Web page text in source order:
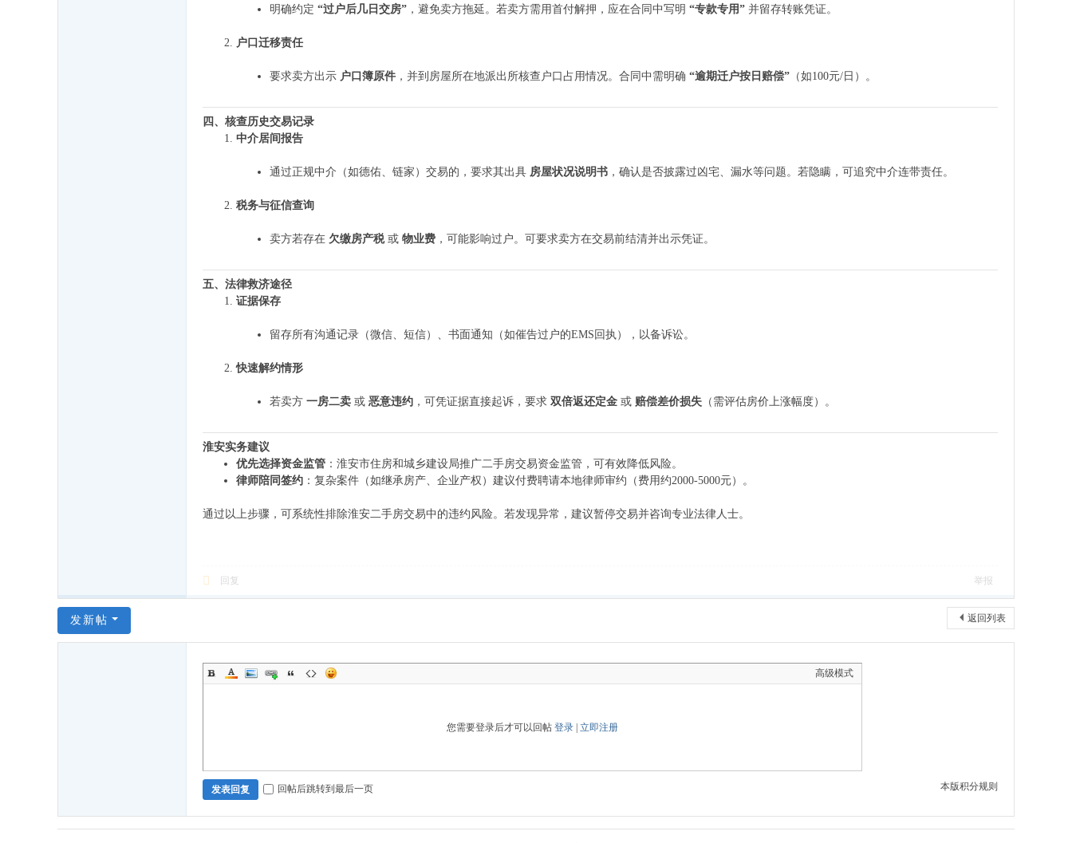
明确约定 “过户后几日交房” ，避免卖方拖延。若卖方需用首付解押，应在合同中写明 “专款专用” 并留存转账凭证。
户口迁移责任
要求卖方出示 户口簿原件 ，并到房屋所在地派出所核查户口占用情况。合同中需明确 “逾期迁户按日赔偿” （如100元/日）。
四、核查历史交易记录
中介居间报告
通过正规中介（如德佑、链家）交易的，要求其出具 房屋状况说明书 ，确认是否披露过凶宅、漏水等问题。若隐瞒，可追究中介连带责任。
税务与征信查询
卖方若存在 欠缴房产税或 物业费 ，可能影响过户。可要求卖方在交易前结清并出示凭证。
五、法律救济途径
证据保存
留存所有沟通记录（微信、短信）、书面通知（如催告过户的EMS回执），以备诉讼。
快速解约情形
若卖方 一房二卖 或 恶意违约 ，可凭证据直接起诉，要求 双倍返还定金 或 赔偿差价损失 （需评估房价上涨幅度）。
淮安实务建议
优先选择资金监管 ：淮安市住房和城乡建设局推广二手房交易资金监管，可有效降低风险。
律师陪同签约 ：复杂案件（如继承房产、企业产权）建议付费聘请本地律师审约（费用约2000-5000元）。
通过以上步骤，可系统性排除淮安二手房交易中的违约风险。若发现异常，建议暂停交易并咨询专业法律人士。
回复 举报
返回列表
发新帖
高级模式
您需要登录后才可以回帖 登录 立即注册
本版积分规则
发表回复 回帖后跳转到最后一页